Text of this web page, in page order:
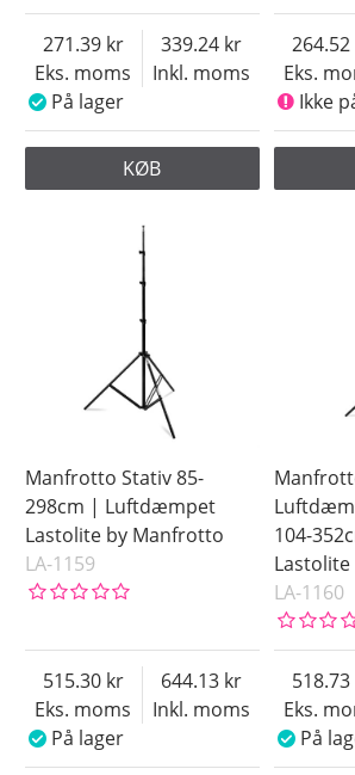
Eks. moms
271.39
Inkl. moms
339.24
På lager
KØB
Eks.
264.52
Ikke
Manfrotto Stativ 85-
298cm | Luftdæmpet
Lastolite by Manfrotto
LA-1159
Eks. moms
515.30
Inkl. moms
644.13
På lager
104-
LA-1160
Eks.
518.73
På